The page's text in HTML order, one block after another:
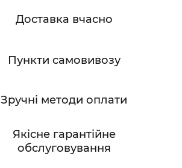
Доставка вчасно
Пункти самовивозу
Зручні методи оплати
Якісне гарантійне
обслуговування